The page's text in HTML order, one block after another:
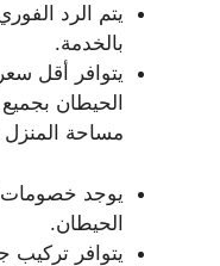
يتم الرد
بالخدمة.
يتوافر أقل
الحيطان
مساحة المنزل
يوجد خصومات
الحيطان.
يتوافر تركيب